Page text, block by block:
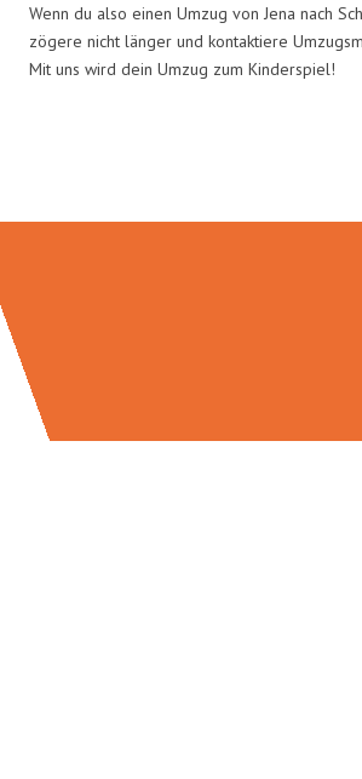
Wenn du also einen Umzug von Jena nach
zögere nicht länger und kontaktiere
Mit uns wird dein Umzug zum Kinderspiel!